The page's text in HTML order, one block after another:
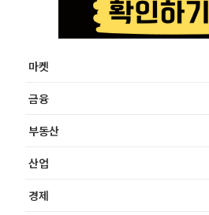
마켓
금융
부동산
산업
경제